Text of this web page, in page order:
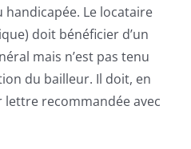
handicapée. Le locataire
doit bénéficier d’un
mais n’est pas tenu
du bailleur. Il doit, en
lettre recommandée avec